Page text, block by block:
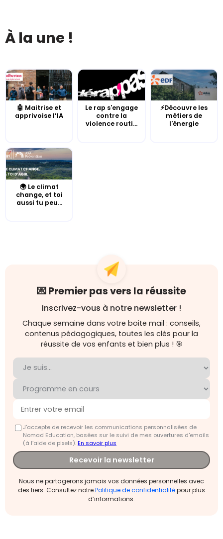
À la une !
🤖 Maitrise et
apprivoise l’IA
Le rap s'engage
contre la
violence routi...
⚡Découvre les
métiers de
l'énergie
🌍 Le climat
change, et toi
aussi tu peu...
💌 Premier pas vers la réussite
Inscrivez-vous à notre newsletter !
Chaque semaine dans votre boite mail : conseils,
contenus pédagogiques, toutes les clés pour la
réussite de vos enfants et bien plus ! 🎯
J'accepte de recevoir les communications personnalisées de
Nomad Education, basées sur le suivi de mes ouvertures d'emails
(à l’aide de pixels).En savoir plus
Recevoir la newsletter
Nous ne partagerons jamais vos données personnelles avec
des tiers. Consultez notrePolitique de confidentialitépour plus
d’informations.